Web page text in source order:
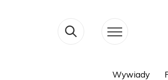
Wywiady